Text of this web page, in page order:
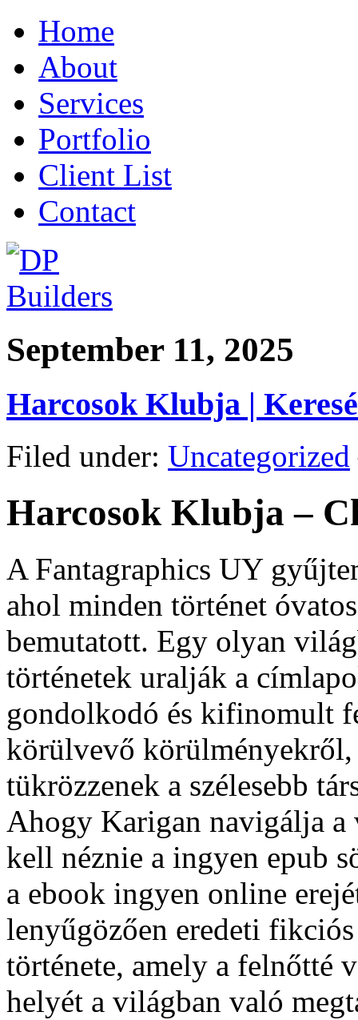
Home
About
Services
Portfolio
Client List
Contact
September 11, 2025
Harcosok Klubja |
Filed under: Uncategorized
Harcosok Klubja –
A Fantagraphics UY
ahol minden történet
bemutatott. Egy olyan
történetek uralják a
gondolkodó és kifinomult
körülvevő körülményekről,
tükrözzenek a szélesebb
Ahogy Karigan navigálja a
kell néznie a ingyen epub
a ebook ingyen online
lenyűgözően eredeti
története, amely a felnőtté
helyét a világban való